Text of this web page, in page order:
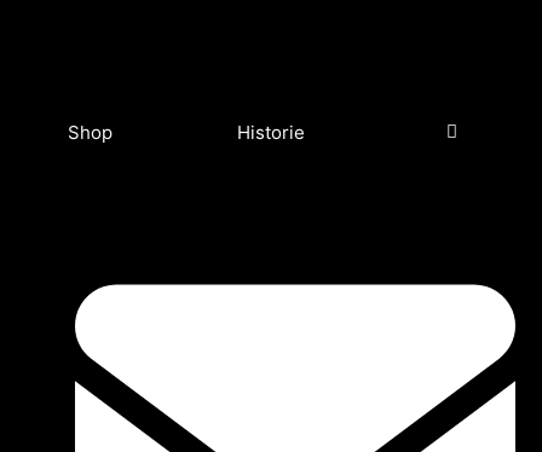
Shop Historie